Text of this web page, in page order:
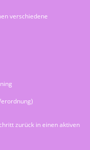
verschiedene
zurück in einen aktiven